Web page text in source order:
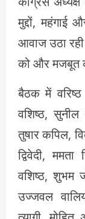
मुद्दों, महंगाई
आवाज उठा
को और मजबूत
बैठक में वरिष्ठ
वशिष्ठ, सुनील
तुषार कपिल,
द्विवेदी,
वशिष्ठ, शुभम
उज्जवल